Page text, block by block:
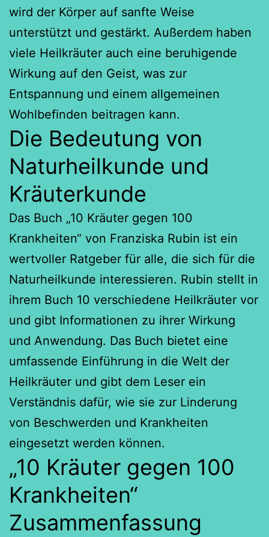
wird der Körper auf sanfte Weise
unterstützt und gestärkt. Außerdem haben
viele Heilkräuter auch eine beruhigende
Wirkung auf den Geist, was zur
Entspannung und einem allgemeinen
Wohlbefinden beitragen kann.
Die Bedeutung von
Naturheilkunde und
Kräuterkunde
Das Buch „10 Kräuter gegen 100
Krankheiten“ von Franziska Rubin ist ein
wertvoller Ratgeber für alle, die sich für die
Naturheilkunde interessieren. Rubin stellt in
ihrem Buch 10 verschiedene Heilkräuter vor
und gibt Informationen zu ihrer Wirkung
und Anwendung. Das Buch bietet eine
umfassende Einführung in die Welt der
Heilkräuter und gibt dem Leser ein
Verständnis dafür, wie sie zur Linderung
von Beschwerden und Krankheiten
eingesetzt werden können.
„10 Kräuter gegen 100
Krankheiten“
Zusammenfassung